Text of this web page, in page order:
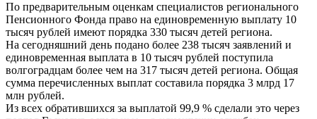
По предварительным оценкам специалистов регионального
Пенсионного Фонда право на единовременную выплату 10
тысяч рублей имеют порядка 330 тысяч детей региона.
На сегодняшний день подано более 238 тысяч заявлений и
единовременная выплата в 10 тысяч рублей поступила
волгоградцам более чем на 317 тысяч детей региона. Общая
сумма перечисленных выплат составила порядка 3 млрд 17
млн рублей.
Из всех обратившихся за выплатой 99,9 % сделали это через